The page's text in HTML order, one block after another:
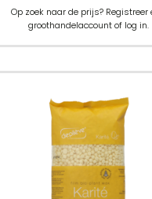
Op zoek naar de prijs? Registreer
groothandelaccount of log in.